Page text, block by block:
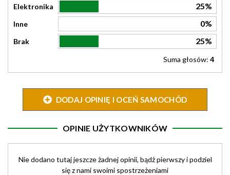
Elektronika 25%
Inne 0%
Brak 25%
Suma głosów: 4
DODAJ OPINIĘ I OCEŃ SAMOCHÓD
OPINIE UŻYTKOWNIKÓW
Nie dodano tutaj jeszcze żadnej opinii, bądż pierwszy i podziel
się z nami swoimi spostrzeżeniami